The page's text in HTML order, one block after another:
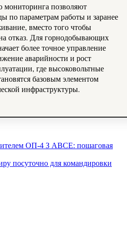
мониторинга позволяют
по параметрам работы и заранее
вместо того чтобы
отказ. Для горнодобывающих
более точное управление
аварийности и рост
где высоковольтные
базовым элементом
инфраструктуры.
ОП-4 З АВСЕ: пошаговая
посуточно для командировки